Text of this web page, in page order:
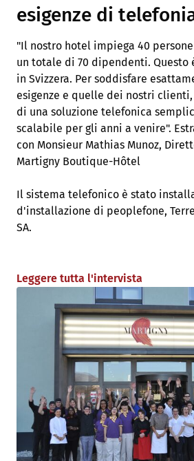
esigenze di
"Il nostro hotel impiega 40
un totale di 70 dipendenti. Questo
in Svizzera. Per soddisfare
esigenze e quelle dei nostri
di una soluzione telefonica
scalabile per gli anni a venire".
con Monsieur Mathias Munoz,
Martigny Boutique-Hôtel
Il sistema telefonico è stato
d'installazione di peoplefone,
SA.
Leggere tutta l'intervista